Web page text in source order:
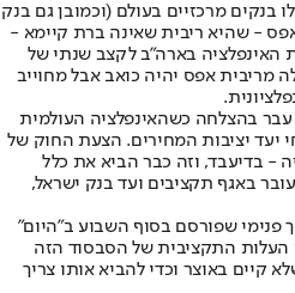
בנקים מרכזיים בעולם (וכמובן גם בנק
- שהיא ריבית שאינה ברת קיימא -
האינפלציה בארה"ב לקצב שנתי של
מריבית אפס יהיה כואב אבל מחוייב
עבר בהצלחה כשהאינפלציה העולמית
יעד יציבות המחירים. הצעת החוק של
- בדיעבד, וזה כבר הביא את כלל
באגף תקציבים ועד בנק ישראל,
פנימי שפורסם בסוף השבוע ב"היום"
העלות התקציבית של הסבסוד הזה
שלא קיים באוצר וכדי להביא אותו צריך